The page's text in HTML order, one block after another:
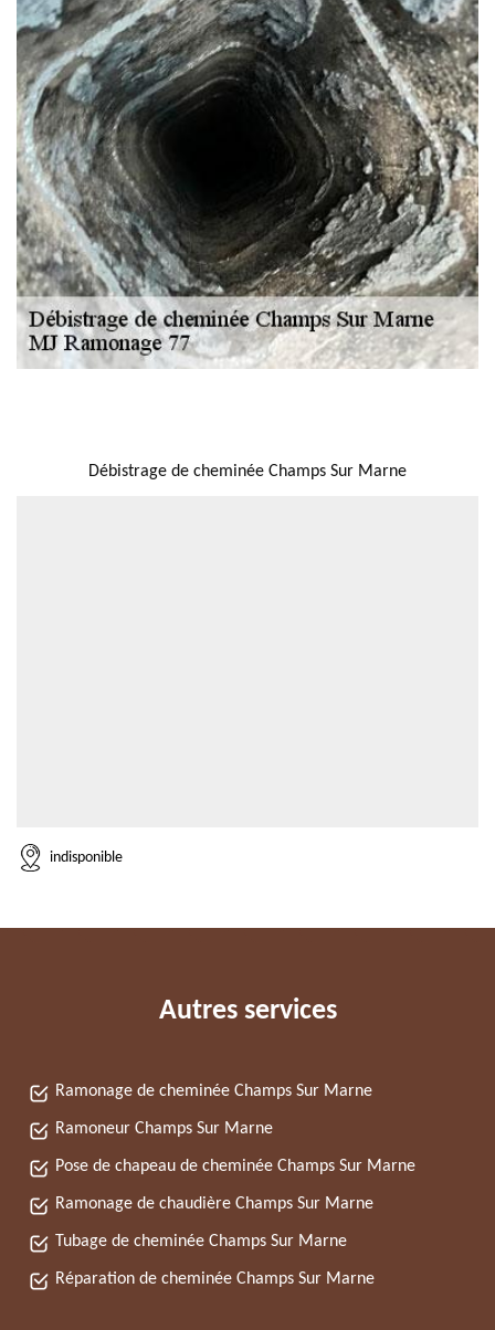
Débistrage de cheminée Champs Sur Marne
indisponible
Autres services
Ramonage de cheminée Champs Sur Marne
Ramoneur Champs Sur Marne
Pose de chapeau de cheminée Champs Sur Marne
Ramonage de chaudière Champs Sur Marne
Tubage de cheminée Champs Sur Marne
Réparation de cheminée Champs Sur Marne